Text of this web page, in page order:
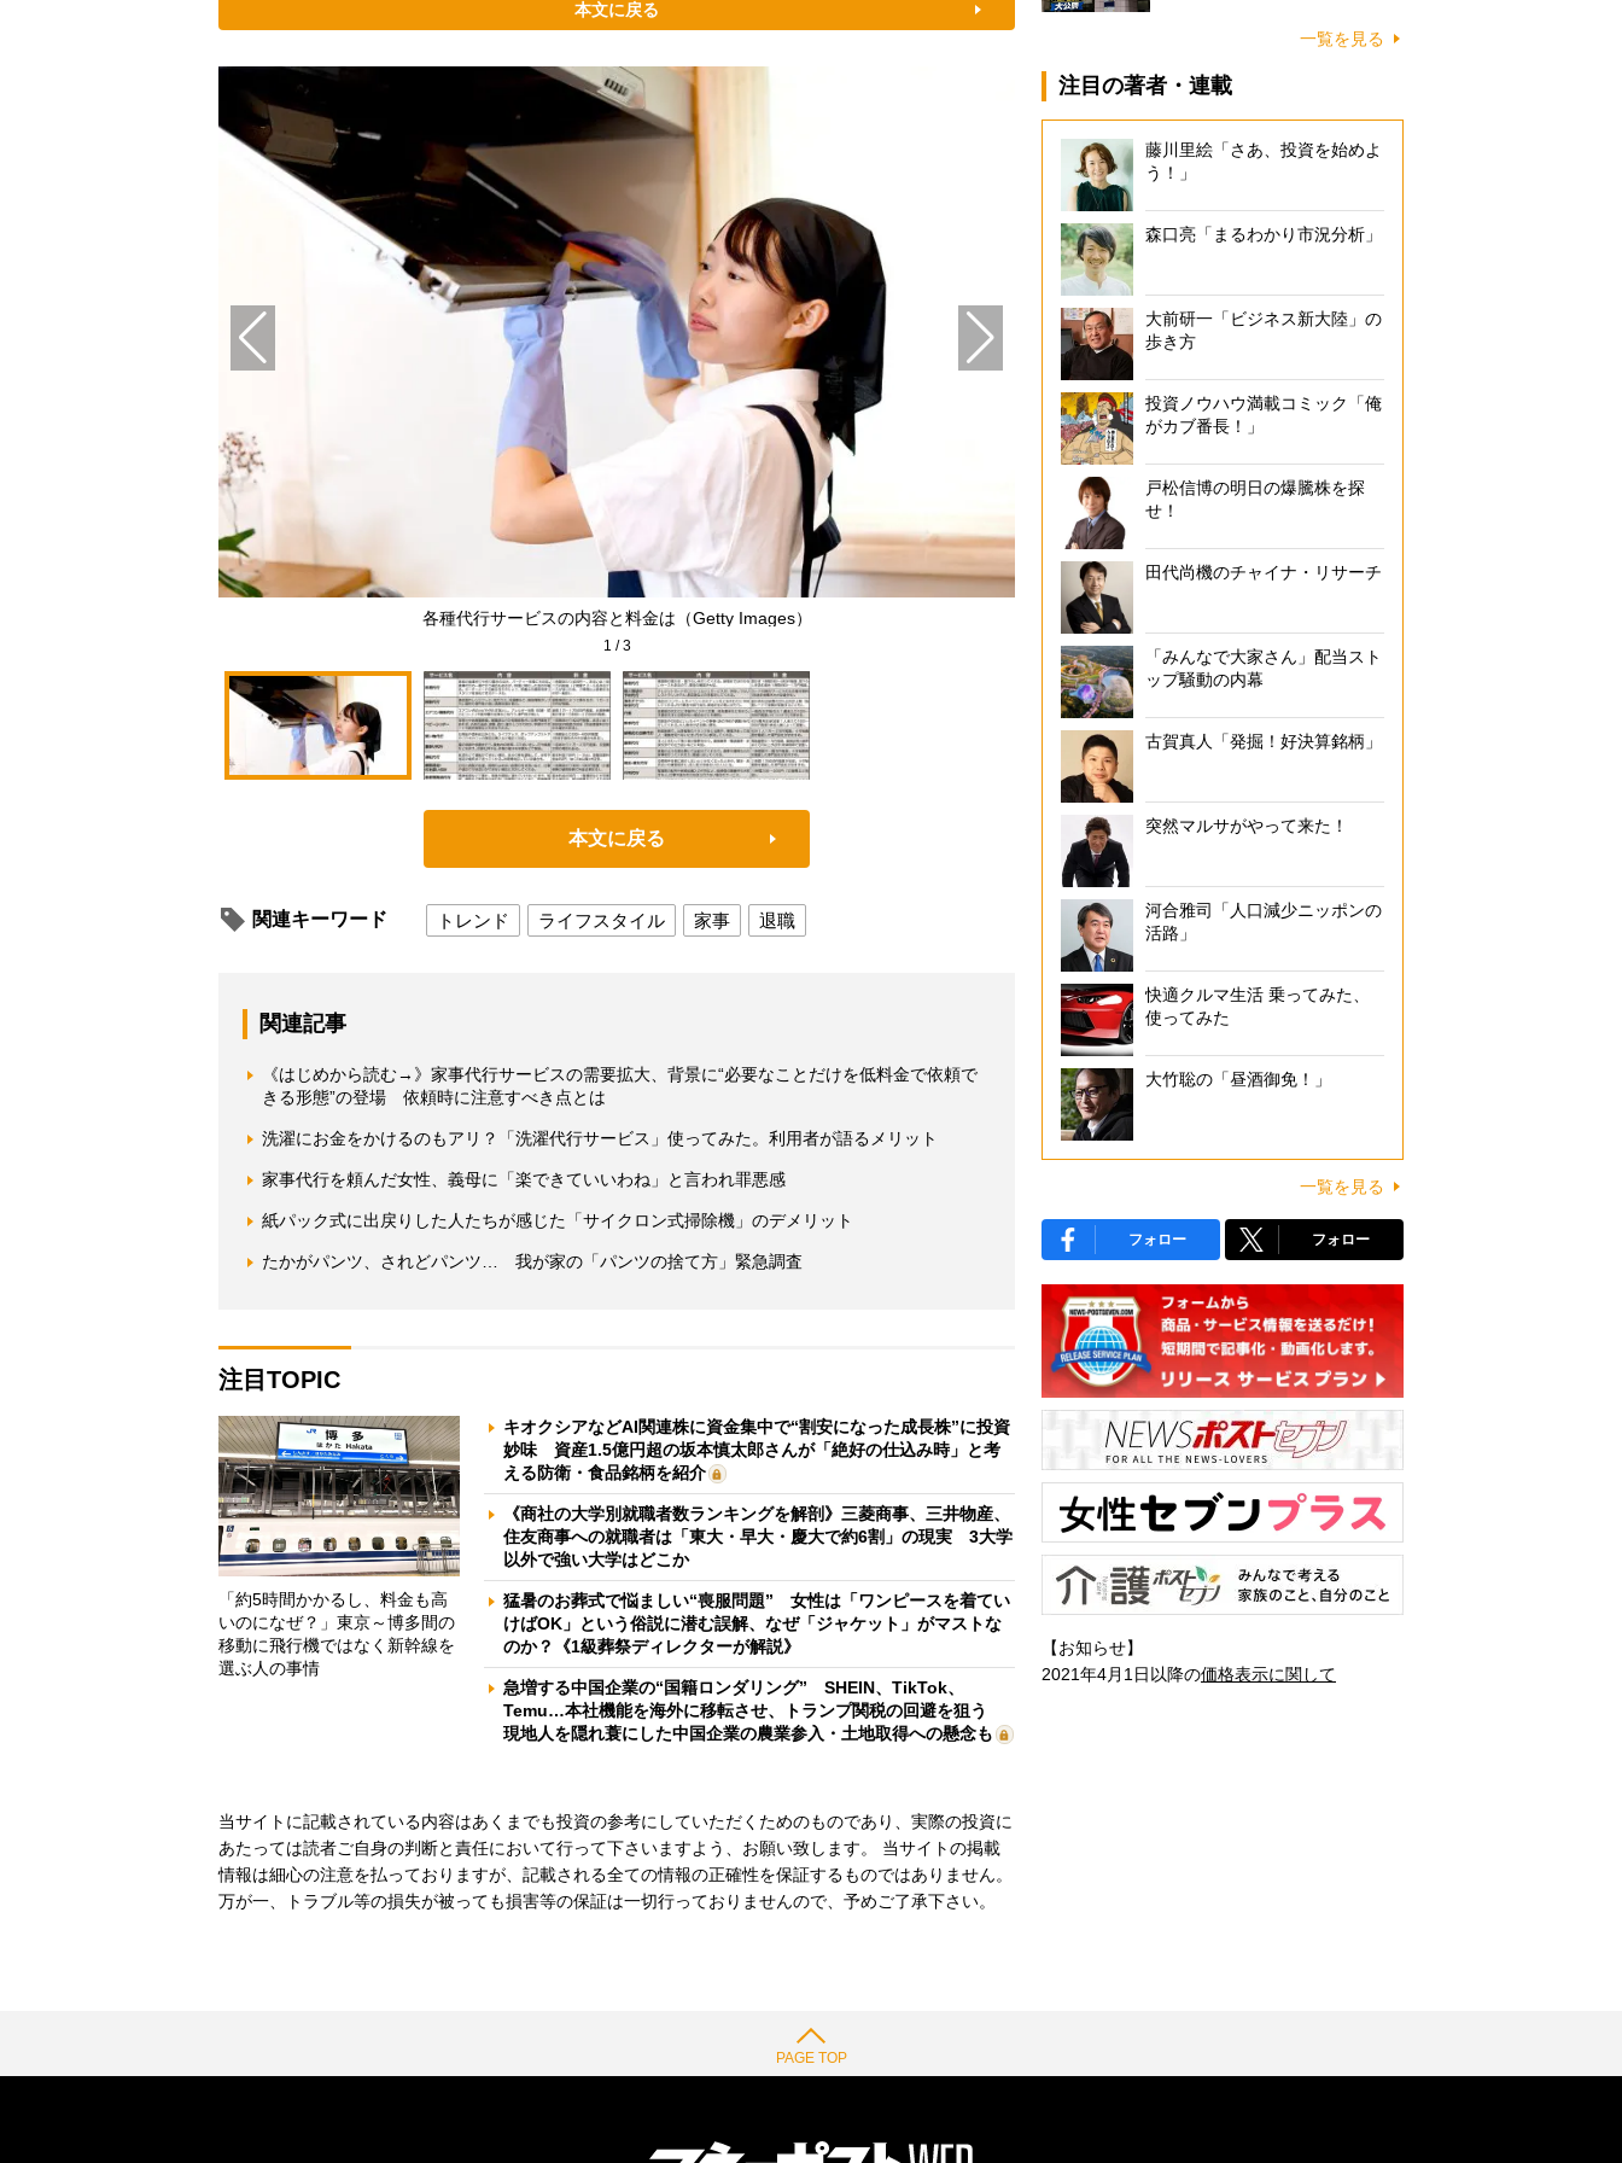
本文に戻る
各種代行サービスの内容と料金は（Getty Images）
1 /3
本文に戻る
関連キーワード トレンド ライフスタイル 家事 退職
関連記事
《はじめから読む→》家事代行サービスの需要拡大、背景に“必要なことだけを低料金で依頼で
きる形態”の登場 依頼時に注意すべき点とは
洗濯にお金をかけるのもアリ？「洗濯代行サービス」使ってみた。利用者が語るメリット
家事代行を頼んだ女性、義母に「楽できていいわね」と言われ罪悪感
紙パック式に出戻りした人たちが感じた「サイクロン式掃除機」のデメリット
たかがパンツ、されどパンツ… 我が家の「パンツの捨て方」緊急調査
注目TOPIC
「約5時間かかるし、料金も高
いのになぜ？」東京～博多間の
移動に飛行機ではなく新幹線を
選ぶ人の事情
キオクシアなどAI関連株に資金集中で“割安になった成長株”に投資
妙味 資産1.5億円超の坂本慎太郎さんが「絶好の仕込み時」と考
える防衛・食品銘柄を紹介
《商社の大学別就職者数ランキングを解剖》三菱商事、三井物産、
住友商事への就職者は「東大・早大・慶大で約6割」の現実 3大学
以外で強い大学はどこか
猛暑のお葬式で悩ましい“喪服問題” 女性は「ワンピースを着てい
けばOK」という俗説に潜む誤解、なぜ「ジャケット」がマストな
のか？《1級葬祭ディレクターが解説》
急増する中国企業の“国籍ロンダリング” SHEIN、TikTok、
Temu…本社機能を海外に移転させ、トランプ関税の回避を狙う
現地人を隠れ蓑にした中国企業の農業参入・土地取得への懸念も
当サイトに記載されている内容はあくまでも投資の参考にしていただくためのものであり、実際の投資に
あたっては読者ご自身の判断と責任において行って下さいますよう、お願い致します。 当サイトの掲載
情報は細心の注意を払っておりますが、記載される全ての情報の正確性を保証するものではありません。
万が一、トラブル等の損失が被っても損害等の保証は一切行っておりませんので、予めご了承下さい。
一覧を見る
注目の著者・連載
藤川里絵「さあ、投資を始めよ
う！」
森口亮「まるわかり市況分析」
大前研一「ビジネス新大陸」の
歩き方
投資ノウハウ満載コミック「俺
がカブ番長！」
戸松信博の明日の爆騰株を探
せ！
田代尚機のチャイナ・リサーチ
「みんなで大家さん」配当スト
ップ騒動の内幕
古賀真人「発掘！好決算銘柄」
突然マルサがやって来た！
河合雅司「人口減少ニッポンの
活路」
快適クルマ生活 乗ってみた、
使ってみた
大竹聡の「昼酒御免！」
一覧を見る
フォロー フォロー
【お知らせ】
2021年4月1日以降の価格表示に関して
PAGE TOP